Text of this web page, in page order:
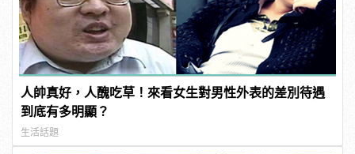
人帥真好，人醜吃草！來看女生對男性外表的差別待遇
到底有多明顯？
生活話題